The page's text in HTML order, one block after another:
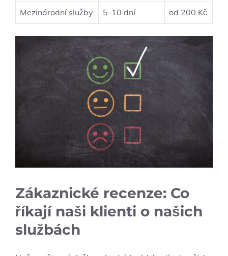
Mezinárodní služby 5-10 dní od 200 Kč
Zákaznické recenze: Co
říkají naši klienti o našich
službách